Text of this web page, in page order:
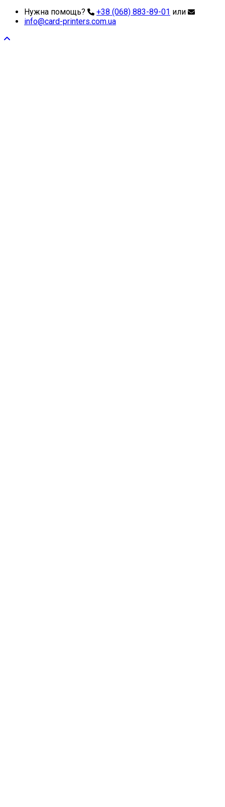
Нужна помощь?
+38 (068) 883-89-01 или
info@card-printers.com.ua